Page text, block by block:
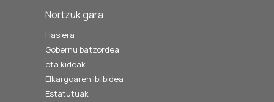
Nortzuk gara
Hasiera
Gobernu batzordea
eta kideak
Elkargoaren ibilbidea
Estatutuak